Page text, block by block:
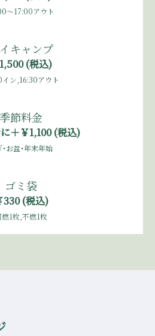
～17:00アウト
キャンプ
(税込)
ン,16:30アウト
季節料金
＋￥1,100 (税込)
お盆・年末年始
ゴミ袋
330 (税込)
燃1枚,不燃1枚